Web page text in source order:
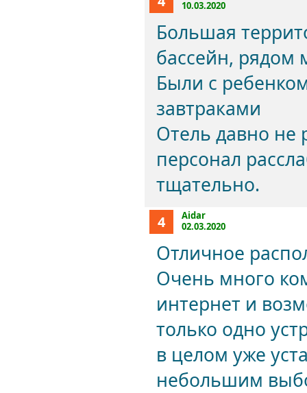
10.03.2020
Большая
бассейн, рядом
Были с
завтраками
Отель давно не
персонал
тщательно.
4
Aidar
02.03.2020
Отличное
Очень много
интернет и
только одно
в целом уже
небольшим